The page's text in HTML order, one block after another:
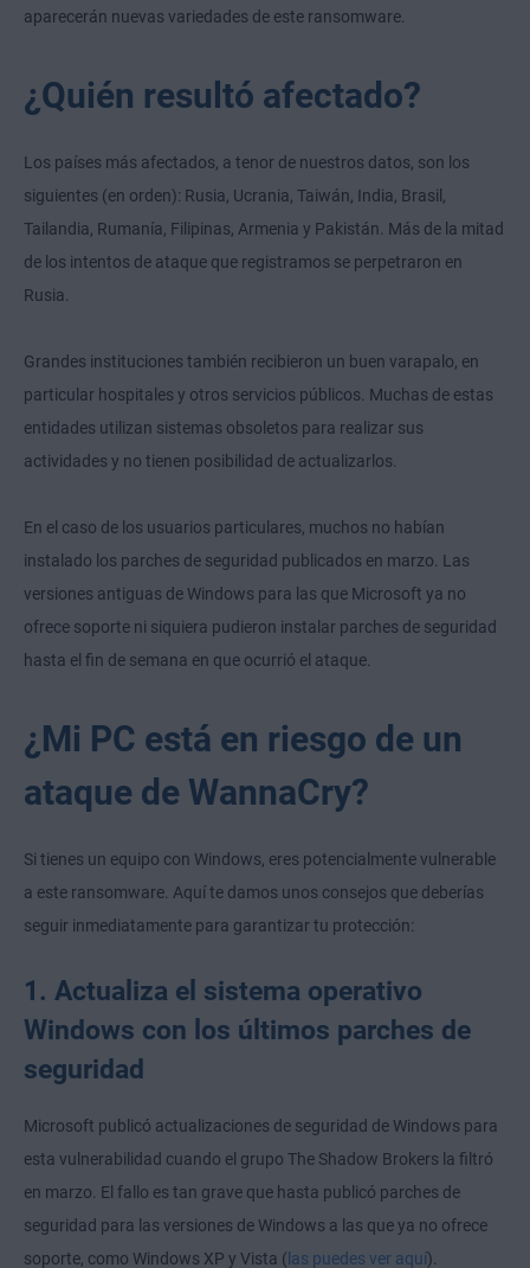
aparecerán nuevas variedades de este ransomware.
¿Quién resultó afectado?
Los países más afectados, a tenor de nuestros datos, son los
siguientes (en orden): Rusia, Ucrania, Taiwán, India, Brasil,
Tailandia, Rumanía, Filipinas, Armenia y Pakistán. Más de la mitad
de los intentos de ataque que registramos se perpetraron en
Rusia.
Grandes instituciones también recibieron un buen varapalo, en
particular hospitales y otros servicios públicos. Muchas de estas
entidades utilizan sistemas obsoletos para realizar sus
actividades y no tienen posibilidad de actualizarlos.
En el caso de los usuarios particulares, muchos no habían
instalado los parches de seguridad publicados en marzo. Las
versiones antiguas de Windows para las que Microsoft ya no
ofrece soporte ni siquiera pudieron instalar parches de seguridad
hasta el fin de semana en que ocurrió el ataque.
¿Mi PC está en riesgo de un
ataque de WannaCry?
Si tienes un equipo con Windows, eres potencialmente vulnerable
a este ransomware. Aquí te damos unos consejos que deberías
seguir inmediatamente para garantizar tu protección:
1. Actualiza el sistema operativo
Windows con los últimos parches de
seguridad
Microsoft publicó actualizaciones de seguridad de Windows para
esta vulnerabilidad cuando el grupo The Shadow Brokers la filtró
en marzo. El fallo es tan grave que hasta publicó parches de
seguridad para las versiones de Windows a las que ya no ofrece
soporte, como Windows XP y Vista ( las puedes ver aquí).